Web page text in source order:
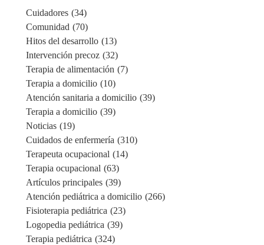
Cuidadores (34)
Comunidad (70)
Hitos del desarrollo (13)
Intervención precoz (32)
Terapia de alimentación (7)
Terapia a domicilio (10)
Atención sanitaria a domicilio (39)
Terapia a domicilio (39)
Noticias (19)
Cuidados de enfermería (310)
Terapeuta ocupacional (14)
Terapia ocupacional (63)
Artículos principales (39)
Atención pediátrica a domicilio (266)
Fisioterapia pediátrica (23)
Logopedia pediátrica (39)
Terapia pediátrica (324)